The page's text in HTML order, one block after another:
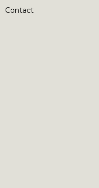
Contact